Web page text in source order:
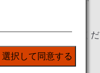
ので、予めご了承くだ
選択して同意する